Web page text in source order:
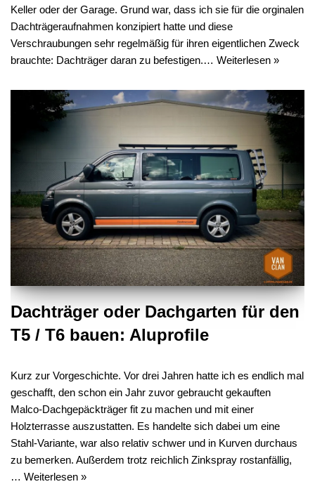
Keller oder der Garage. Grund war, dass ich sie für die orginalen
Dachträgeraufnahmen konzipiert hatte und diese
Verschraubungen sehr regelmäßig für ihren eigentlichen Zweck
brauchte: Dachträger daran zu befestigen.… Weiterlesen »
Dachträger oder Dachgarten für den
T5 / T6 bauen: Aluprofile
Kurz zur Vorgeschichte. Vor drei Jahren hatte ich es endlich mal
geschafft, den schon ein Jahr zuvor gebraucht gekauften
Malco-Dachgepäckträger fit zu machen und mit einer
Holzterrasse auszustatten. Es handelte sich dabei um eine
Stahl-Variante, war also relativ schwer und in Kurven durchaus
zu bemerken. Außerdem trotz reichlich Zinkspray rostanfällig,
… Weiterlesen »